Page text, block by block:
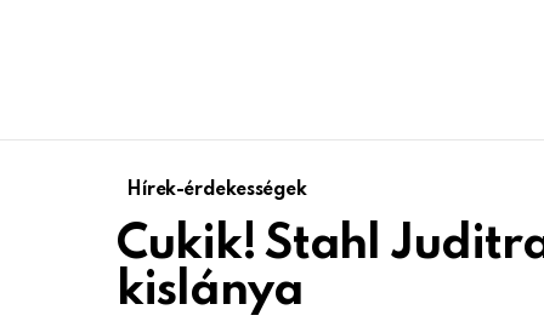
Hírek-érdekességek
Cukik! Stahl
kislánya